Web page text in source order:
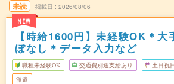
未読
NEW
掲載日 2026/08/06
【時給1600円】未経験OK＊大
ぼなし＊データ入力など
職種未経験OK 交通費別途支給あり 土日祝
派遣